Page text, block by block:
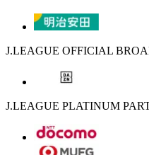
J.LEAGUE OFFICIAL
J.LEAGUE PLATINUM